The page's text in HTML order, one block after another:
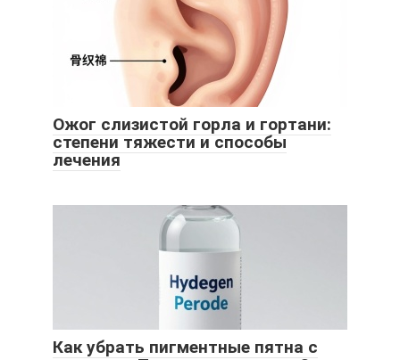
Ожог слизистой горла и гортани:
степени тяжести и способы
лечения
Как убрать пигментные пятна с